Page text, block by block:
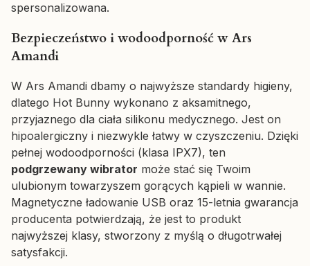
spersonalizowana.
Bezpieczeństwo i wodoodporność w Ars
Amandi
W Ars Amandi dbamy o najwyższe standardy higieny,
dlatego Hot Bunny wykonano z aksamitnego,
przyjaznego dla ciała silikonu medycznego. Jest on
hipoalergiczny i niezwykle łatwy w czyszczeniu. Dzięki
pełnej wodoodporności (klasa IPX7), ten
podgrzewany wibrator może stać się Twoim
ulubionym towarzyszem gorących kąpieli w wannie.
Magnetyczne ładowanie USB oraz 15-letnia gwarancja
producenta potwierdzają, że jest to produkt
najwyższej klasy, stworzony z myślą o długotrwałej
satysfakcji.